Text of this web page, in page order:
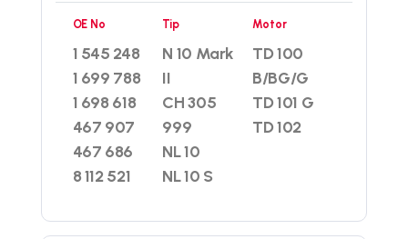
OE No
1 545 248
1 699 788
1 698 618
467 907
467 686
8 112 521
Tip
N 10 Mark
II
CH 305
999
NL 10
NL 10 S
Motor
TD 100
B/BG/G
TD 101 G
TD 102